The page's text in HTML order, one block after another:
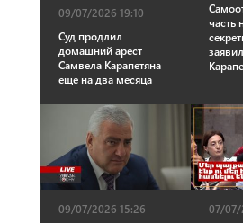
09/07/2026 19:10
Суд продлил
домашний арест
Самвела Карапетяна
еще на два месяца
часть
09/07/2026 15:26
07/07/